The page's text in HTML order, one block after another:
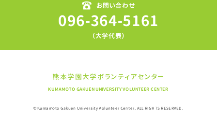
お問い合わせ
096-364-5161
（大学代表）
熊本学園大学ボランティアセンター
KUMAMOTO GAKUEN UNIVERSITY VOLUNTEER CENTER
© Kumamoto Gakuen University Volunteer Center. ALL RIGHTS RESERVED.